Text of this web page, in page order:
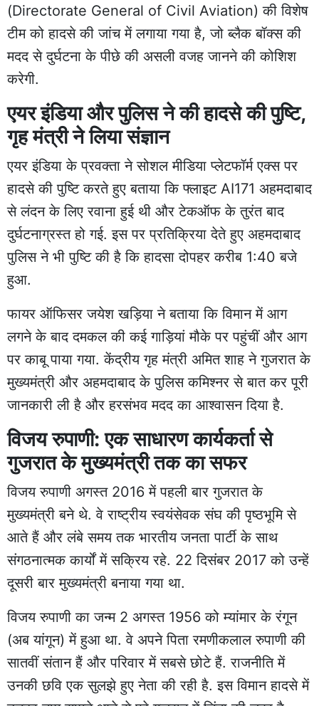
(Directorate General of Civil Aviation) की विशेष
टीम को हादसे की जांच में लगाया गया है, जो ब्लैक बॉक्स की
मदद से दुर्घटना के पीछे की असली वजह जानने की कोशिश
करेगी.
एयर इंडिया और पुलिस ने की हादसे की पुष्टि,
गृह मंत्री ने लिया संज्ञान
एयर इंडिया के प्रवक्ता ने सोशल मीडिया प्लेटफॉर्म एक्स पर
हादसे की पुष्टि करते हुए बताया कि फ्लाइट AI171 अहमदाबाद
से लंदन के लिए रवाना हुई थी और टेकऑफ के तुरंत बाद
दुर्घटनाग्रस्त हो गई. इस पर प्रतिक्रिया देते हुए अहमदाबाद
पुलिस ने भी पुष्टि की है कि हादसा दोपहर करीब 1:40 बजे
हुआ.
फायर ऑफिसर जयेश खड़िया ने बताया कि विमान में आग
लगने के बाद दमकल की कई गाड़ियां मौके पर पहुंचीं और आग
पर काबू पाया गया. केंद्रीय गृह मंत्री अमित शाह ने गुजरात के
मुख्यमंत्री और अहमदाबाद के पुलिस कमिश्नर से बात कर पूरी
जानकारी ली है और हरसंभव मदद का आश्वासन दिया है.
विजय रुपाणी: एक साधारण कार्यकर्ता से
गुजरात के मुख्यमंत्री तक का सफर
विजय रुपाणी अगस्त 2016 में पहली बार गुजरात के
मुख्यमंत्री बने थे. वे राष्ट्रीय स्वयंसेवक संघ की पृष्ठभूमि से
आते हैं और लंबे समय तक भारतीय जनता पार्टी के साथ
संगठनात्मक कार्यों में सक्रिय रहे. 22 दिसंबर 2017 को उन्हें
दूसरी बार मुख्यमंत्री बनाया गया था.
विजय रुपाणी का जन्म 2 अगस्त 1956 को म्यांमार के रंगून
(अब यांगून) में हुआ था. वे अपने पिता रमणीकलाल रुपाणी की
सातवीं संतान हैं और परिवार में सबसे छोटे हैं. राजनीति में
उनकी छवि एक सुलझे हुए नेता की रही है. इस विमान हादसे में